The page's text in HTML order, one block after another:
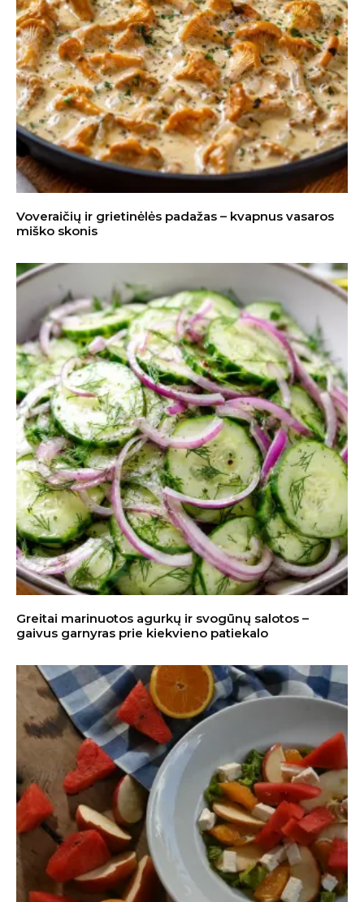
Voveraičių ir grietinėlės padažas – kvapnus vasaros
miško skonis
Greitai marinuotos agurkų ir svogūnų salotos –
gaivus garnyras prie kiekvieno patiekalo